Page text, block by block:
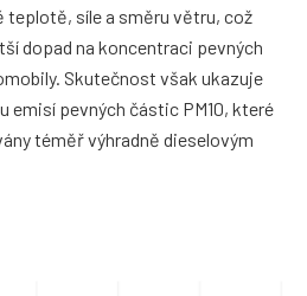
teplotě, síle a směru větru, což
dopad na koncentraci pevných
Skutečnost však ukazuje
emisí pevných částic PM10, které
téměř výhradně dieselovým